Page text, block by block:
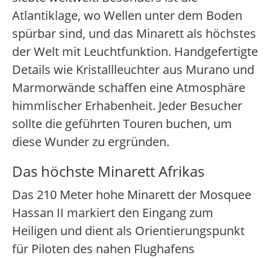
Atlantiklage, wo Wellen unter dem Boden
spürbar sind, und das Minarett als höchstes
der Welt mit Leuchtfunktion. Handgefertigte
Details wie Kristallleuchter aus Murano und
Marmorwände schaffen eine Atmosphäre
himmlischer Erhabenheit. Jeder Besucher
sollte die geführten Touren buchen, um
diese Wunder zu ergründen.
Das höchste Minarett Afrikas
Das 210 Meter hohe Minarett der Mosquee
Hassan II markiert den Eingang zum
Heiligen und dient als Orientierungspunkt
für Piloten des nahen Flughafens